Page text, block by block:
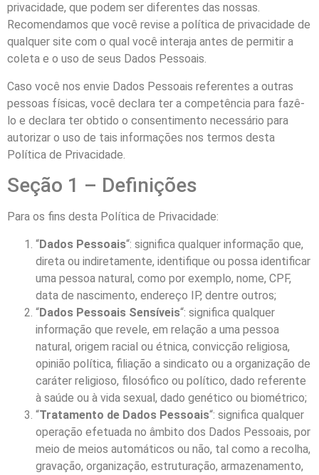
privacidade, que podem ser diferentes das nossas.
Recomendamos que você revise a política de privacidade de
qualquer site com o qual você interaja antes de permitir a
coleta e o uso de seus Dados Pessoais.
Caso você nos envie Dados Pessoais referentes a outras
pessoas físicas, você declara ter a competência para fazê-
lo e declara ter obtido o consentimento necessário para
autorizar o uso de tais informações nos termos desta
Política de Privacidade.
Seção 1 – Definições
Para os fins desta Política de Privacidade:
“Dados Pessoais“: significa qualquer informação que,
direta ou indiretamente, identifique ou possa identificar
uma pessoa natural, como por exemplo, nome, CPF,
data de nascimento, endereço IP, dentre outros;
“Dados Pessoais Sensíveis“: significa qualquer
informação que revele, em relação a uma pessoa
natural, origem racial ou étnica, convicção religiosa,
opinião política, filiação a sindicato ou a organização de
caráter religioso, filosófico ou político, dado referente
à saúde ou à vida sexual, dado genético ou biométrico;
“Tratamento de Dados Pessoais“: significa qualquer
operação efetuada no âmbito dos Dados Pessoais, por
meio de meios automáticos ou não, tal como a recolha,
gravação, organização, estruturação, armazenamento,